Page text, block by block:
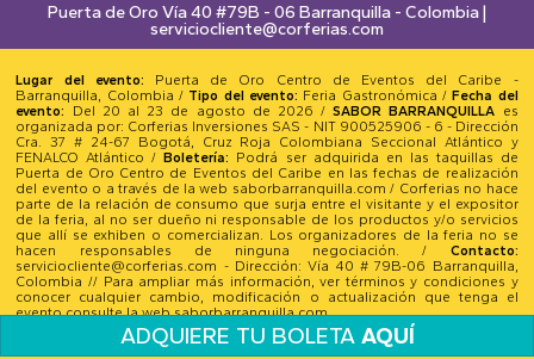
ADQUIERE TU BOLETA AQUÍ
Puerta de Oro Vía 40 #79B - 06 Barranquilla - Colombia |
serviciocliente@corferias.com
Lugar del evento: Puerta de Oro Centro de Eventos del Caribe -
Barranquilla, Colombia / Tipo del evento: Feria Gastronómica /Fecha del
evento:
Del 20 al 23 de agosto de 2026 /SABOR BARRANQUILLA es
organizada por: Corferias Inversiones SAS - NIT 900525906 - 6 - Dirección
Cra. 37 # 24-67 Bogotá, Cruz Roja Colombiana Seccional Atlántico y
FENALCO Atlántico /Boletería: Podrá ser adquirida en las taquillas de
Puerta de Oro Centro de Eventos del Caribe en las fechas de realización
del evento o a través de la web saborbarranquilla.com / Corferias no hace
parte de la relación de consumo que surja entre el visitante y el expositor
de la feria, al no ser dueño ni responsable de los productos y/o servicios
que allí se exhiben o comercializan. Los organizadores de la feria no se
hacen responsables de ninguna negociación. / Contacto:
serviciocliente@corferias.com - Dirección: Vía 40 # 79B-06 Barranquilla,
Colombia // Para ampliar más información, ver términos y condiciones y
conocer cualquier cambio, modificación o actualización que tenga el
evento consulte la web saborbarranquilla.com
Todos los derechos reservados - Corferias 2026